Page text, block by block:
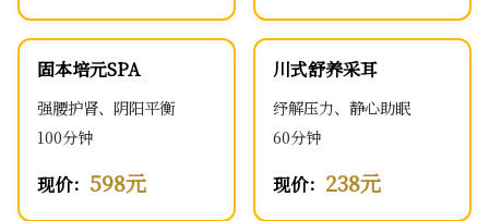
固本培元SPA
强腰护肾、阴阳平衡
100分钟
现价： 598元
川式舒养采耳
纾解压力、静心助眠
60分钟
现价： 238元